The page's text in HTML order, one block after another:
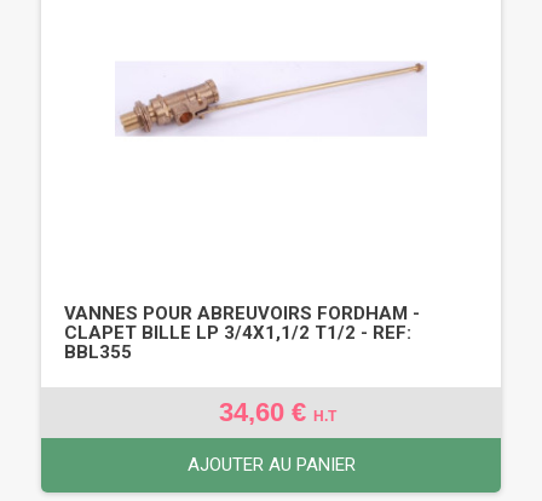
VANNES POUR ABREUVOIRS FORDHAM -
CLAPET BILLE LP 3/4X1,1/2 T1/2 - REF:
BBL355
34,60 € H.T
AJOUTER AU PANIER